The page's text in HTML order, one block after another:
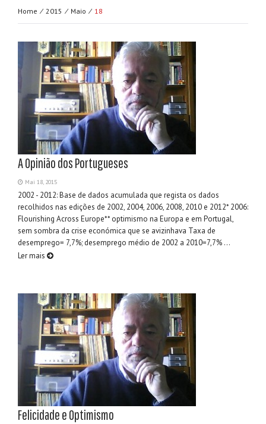
Home ⁄ 2015 ⁄ Maio ⁄ 18
A Opinião dos Portugueses
Mai 18, 2015
2002 - 2012: Base de dados acumulada que regista os dados
recolhidos nas edições de 2002, 2004, 2006, 2008, 2010 e 2012* 2006:
Flourishing Across Europe** optimismo na Europa e em Portugal,
sem sombra da crise económica que se avizinhava Taxa de
desemprego= 7,7%; desemprego médio de 2002 a 2010=7,7% ...
Ler mais
Felicidade e Optimismo